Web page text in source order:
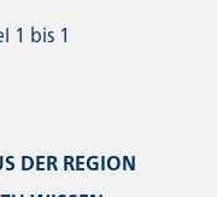
1 bis 1
DER REGION